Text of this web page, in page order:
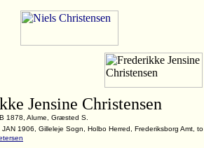
Jensine Christensen
1878, Alume, Græsted S.
JAN 1906, Gilleleje Sogn, Holbo Herred, Frederiksborg Amt, to